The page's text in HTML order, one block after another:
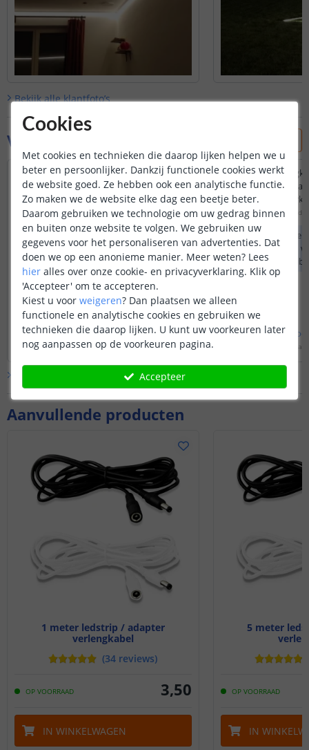
Aanvullende producten
1 meter ledstrip / adapter
verlengkabel
(34 reviews)
OP VOORRAAD 3,50
IN WINKELWAGEN
5 meter
OP VOORRAAD
IN
Bekijk alleklantfoto’s
Vraag & antwoord
Past deze kabel op de Hue lightstrip solo
adapter? (S020AYV2400083)
Door Dominique op dinsdag 11 februari 2025
Helaas kunnen we niet garanderen dat
onze aansluitmaterialen compatibel zijn
met producten buiten ons assortiment.
Bekijk hele antwoord
Door Levi op dinsdag 11 februari 2025
Werkt deze
hue strip? Dat nog
mogelijkheden
Door Maurits op
Onze
Hierdoor kunnen
dat deze
producten die niet
Bekijkhele
Vraag & antwoord
Cookies
Met cookies en technieken die daarop lijken helpen we u
beter en persoonlijker. Dankzij functionele cookies werkt
de website goed. Ze hebben ook een analytische functie.
Zo maken we de website elke dag een beetje beter.
Daarom gebruiken we technologie om uw gedrag binnen
en buiten onze website te volgen. We gebruiken uw
gegevens voor het personaliseren van advertenties. Dat
doen we op een anonieme manier. Meer weten? Lees
hier alles over onze cookie- en privacyverklaring. Klik op
'Accepteer' om te accepteren.
Kiest u voor weigeren? Dan plaatsen we alleen
functionele en analytische cookies en gebruiken we
technieken die daarop lijken. U kunt uw voorkeuren later
nog aanpassen op de voorkeuren pagina.
Accepteer